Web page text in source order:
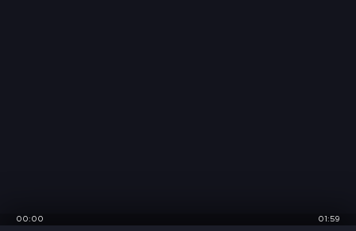
00:00 01:59